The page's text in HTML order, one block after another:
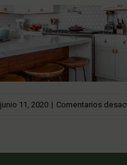
junio 11, 2020 | Comentarios